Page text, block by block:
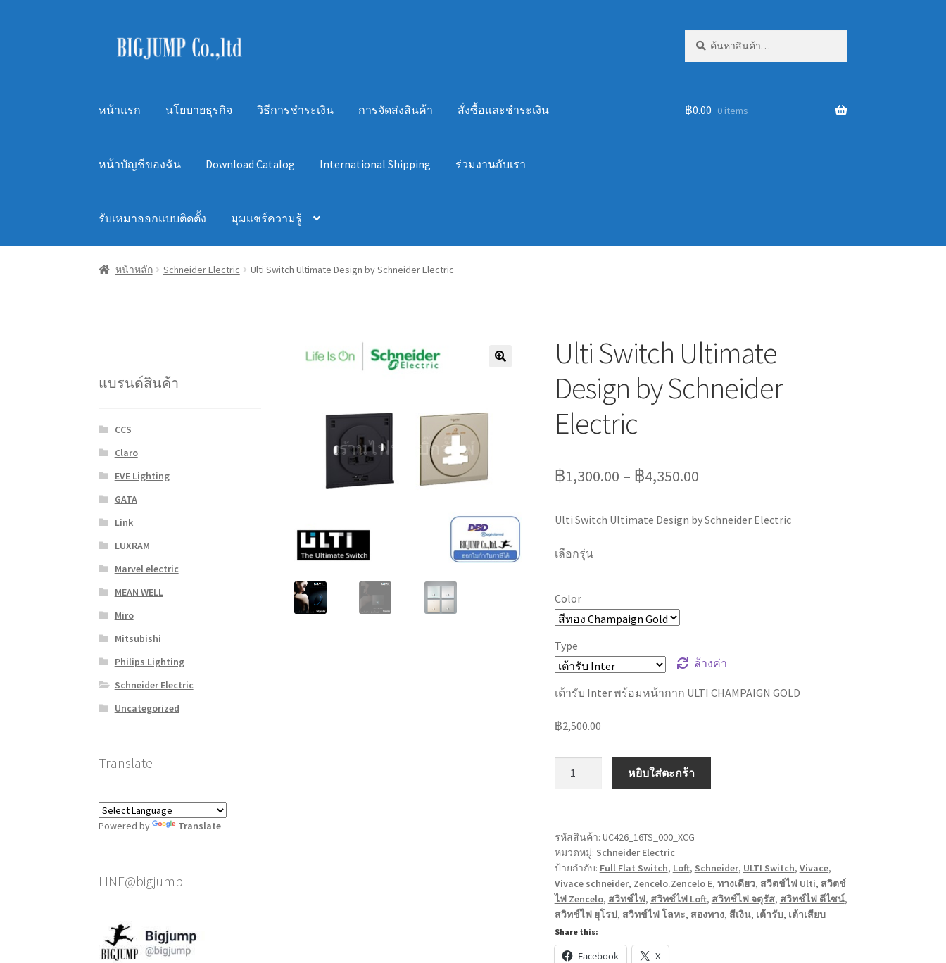
Skip
Skip
หน้าแรก นโยบายธุรกิจ วิธีการชำระเงิน การจัดส่งสินค้า สั่งซื้อและชำระเงิน
หน้าบัญชีของฉัน Download Catalog International Shipping ร่วมงานกับเรา
รับเหมาออกแบบติดตั้ง มุมแชร์ความรู้
฿0.00 0 items
หน้าหลัก Schneider Electric Ulti Switch Ultimate Design by Schneider Electric
Ulti Switch Ultimate
Design by Schneider
Electric
฿1,300.00 – ฿4,350.00
Ulti Switch Ultimate Design by Schneider Electric
เลือกรุ่น
Color
Type
ล้างค่า
เต้ารับ Inter พร้อมหน้ากาก ULTI CHAMPAIGN GOLD
฿2,500.00
Design
by
Schneider
Electric
ชิ้น
หยิบใส่ตะกร้า
รหัสสินค้า: UC426_16TS_000_XCG
หมวดหมู่: Schneider Electric
ป้ายกำกับ: Full Flat Switch, Loft, Schneider, ULTI Switch, Vivace,
Vivace schneider, Zencelo.Zencelo E, ทางเดียว, สวิตช์ไฟ Ulti, สวิตช์
ไฟ Zencelo, สวิทช์ไฟ, สวิทช์ไฟ Loft, สวิทช์ไฟ จตุรัส, สวิทช์ไฟ ดีไซน์,
สวิทช์ไฟ ยุโรป, สวิทช์ไฟ โลหะ, สองทาง, สีเงิน, เต้ารับ, เต้าเสียบ
Share this:
Facebook X
แบรนด์สินค้า
CCS
Claro
EVE Lighting
GATA
Link
LUXRAM
Marvel electric
MEAN WELL
Miro
Mitsubishi
Philips Lighting
Schneider Electric
Uncategorized
Translate
Powered by Translate
LINE@bigjump